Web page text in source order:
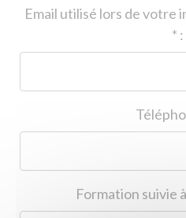
Email utilisé lors de votre
* :